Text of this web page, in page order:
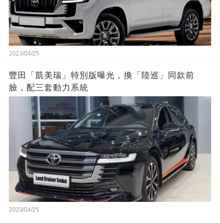
2023/04/25
豐田「凱美瑞」特別版曝光，換「陸巡」同款前
臉，配三套動力系統
2023/04/25